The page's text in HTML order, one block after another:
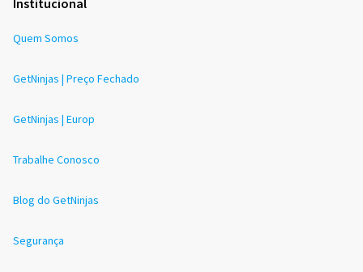
Quem Somos
GetNinjas | Preço Fechado
GetNinjas | Europ
Trabalhe Conosco
Blog do GetNinjas
Segurança